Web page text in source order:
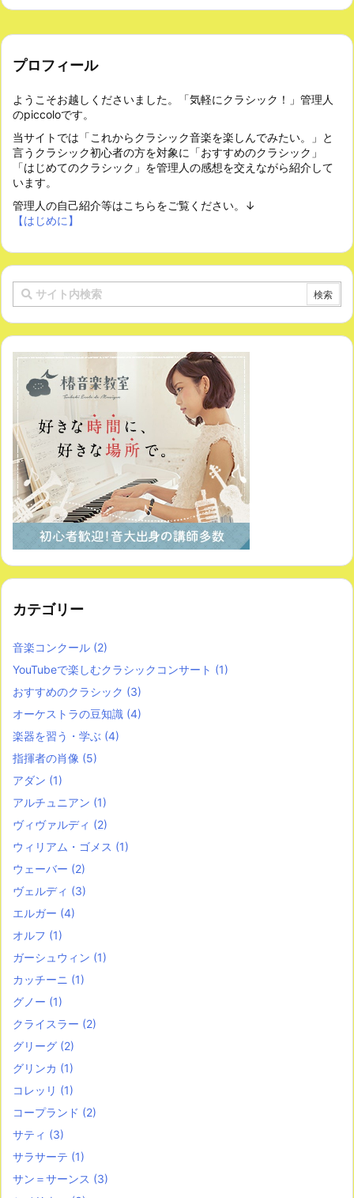
プロフィール
ようこそお越しくださいました。「気軽にクラシック！」管理人
のpiccoloです。
当サイトでは「これからクラシック音楽を楽しんでみたい。」と
言うクラシック初心者の方を対象に「おすすめのクラシック」
「はじめてのクラシック」を管理人の感想を交えながら紹介して
います。
管理人の自己紹介等はこちらをご覧ください。↓
【はじめに】
カテゴリー
音楽コンクール (2)
YouTubeで楽しむクラシックコンサート (1)
おすすめのクラシック (3)
オーケストラの豆知識 (4)
楽器を習う・学ぶ (4)
指揮者の肖像 (5)
アダン (1)
アルチュニアン (1)
ヴィヴァルディ (2)
ウィリアム・ゴメス (1)
ウェーバー (2)
ヴェルディ (3)
エルガー (4)
オルフ (1)
ガーシュウィン (1)
カッチーニ (1)
グノー (1)
クライスラー (2)
グリーグ (2)
グリンカ (1)
コレッリ (1)
コープランド (2)
サティ (3)
サラサーテ (1)
サン＝サーンス (3)